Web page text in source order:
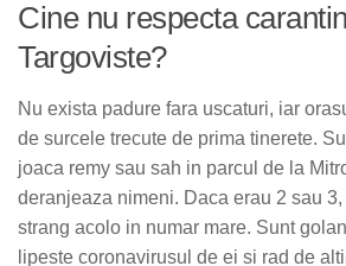
Cine nu respecta
Targoviste?
Nu exista padure fara uscaturi, iar
de surcele trecute de prima tinerete.
joaca remy sau sah in parcul de la
deranjeaza nimeni. Daca erau 2 sau
strang acolo in numar mare. Sunt
lipeste coronavirusul de ei si rad de